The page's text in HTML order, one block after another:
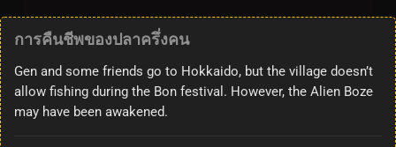
การคืนชีพของปลาครึ่งคน
Gen and some friends go to Hokkaido, but the village doesn’t
allow fishing during the Bon festival. However, the Alien Boze
may have been awakened.